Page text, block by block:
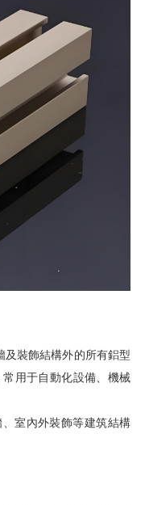
裝飾結構外的所有鋁型
用于自動化設備、機械
室內外裝飾等建筑結構